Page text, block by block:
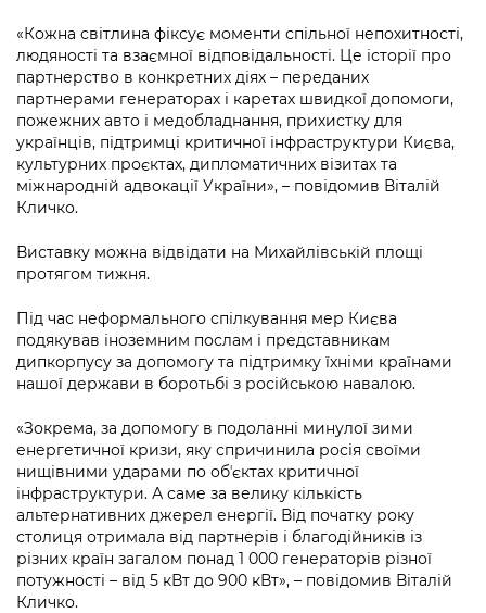
«Кожна світлина фіксує моменти спільної непохитності,
людяності та взаємної відповідальності. Це історії про
партнерство в конкретних діях – переданих
партнерами генераторах і каретах швидкої допомоги,
пожежних авто і медобладнання, прихистку для
українців, підтримці критичної інфраструктури Києва,
культурних проєктах, дипломатичних візитах та
міжнародній адвокації України», – повідомив Віталій
Кличко.
Виставку можна відвідати на Михайлівській площі
протягом тижня.
Під час неформального спілкування мер Києва
подякував іноземним послам і представникам
дипкорпусу за допомогу та підтримку їхніми країнами
нашої держави в боротьбі з російською навалою.
«Зокрема, за допомогу в подоланні минулої зими
енергетичної кризи, яку спричинила росія своїми
нищівними ударами по обʼєктах критичної
інфраструктури. А саме за велику кількість
альтернативних джерел енергії. Від початку року
столиця отримала від партнерів і благодійників із
різних країн загалом понад 1 000 генераторів різної
потужності – від 5 кВт до 900 кВт», – повідомив Віталій
Кличко.